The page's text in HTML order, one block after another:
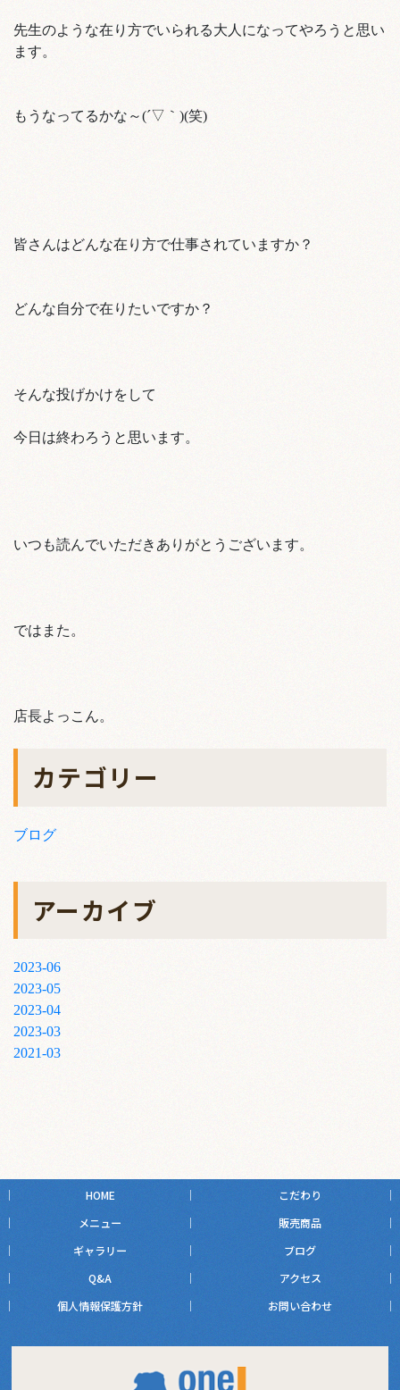
先生のような在り方でいられる大人になってやろうと思い
ます。
もうなってるかな～(´▽｀)(笑)
皆さんはどんな在り方で仕事されていますか？
どんな自分で在りたいですか？
そんな投げかけをして
今日は終わろうと思います。
いつも読んでいただきありがとうございます。
ではまた。
店長よっこん。
カテゴリー
ブログ
アーカイブ
2023-06
2023-05
2023-04
2023-03
2021-03
HOME
こだわり
メニュー
販売商品
ギャラリー
ブログ
Q&A
アクセス
個人情報保護方針
お問い合わせ